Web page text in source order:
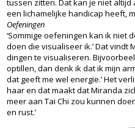
tussen zitten. Dat kan je niet
een lichamelijke handicap heeft,
Oefeningen
‘Sommige oefeningen kan ik niet
doen die visualiseer ik.’ Dat vindt
dingen te visualiseren.
optillen, dan denk ik dat ik mijn
dat geeft me wel energie.’ Het
haar en dat maakt dat Miranda
meer aan Tai Chi zou kunnen
en rust.’